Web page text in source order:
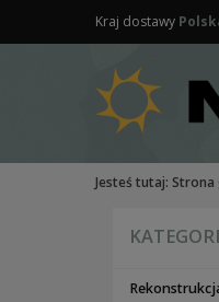
Kraj dostawy
Jesteś tutaj: Strona